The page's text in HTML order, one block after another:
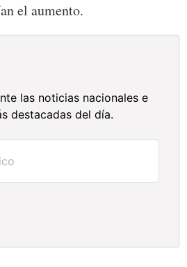
el aumento.
las noticias nacionales e
destacadas del día.